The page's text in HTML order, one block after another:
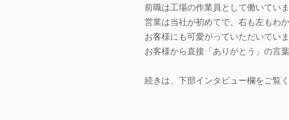
前職は工場の作業員として働いていま
営業は当社が初めてで、右も左もわ
お客様にも可愛がっていただいていま
お客様から直接「ありがとう」の言
続きは、下部インタビュー欄をご覧く